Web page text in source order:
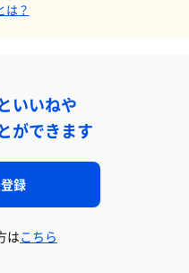
は？
いいねや
ができます
録
はこちら